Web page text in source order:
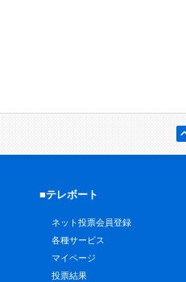
■テレボート
ネット投票会員登録
各種サービス
マイページ
投票結果